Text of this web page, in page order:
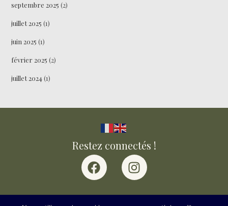
septembre 2025 (2)
juillet 2025 (1)
juin 2025 (1)
février 2025 (2)
juillet 2024(1)
Restez connectés !